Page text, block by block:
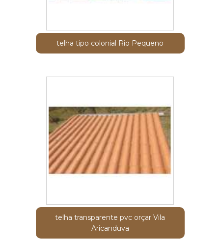
telha tipo colonial Rio Pequeno
telha transparente pvc orçar Vila
Aricanduva